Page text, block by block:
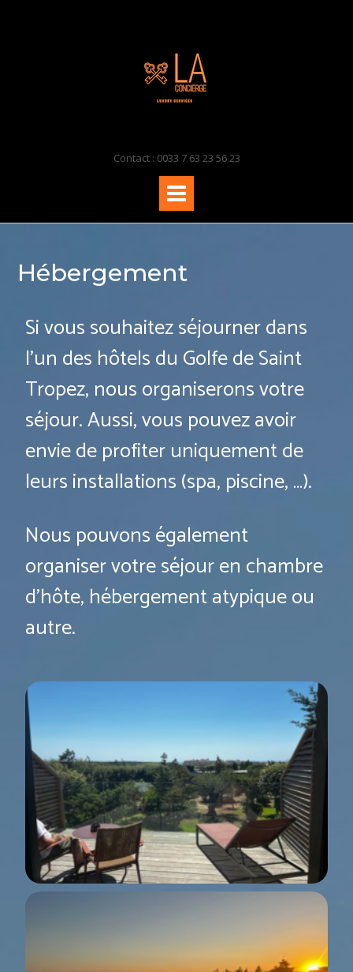
Contact : 0033 7 63 23 56 23
Hébergement
Si vous souhaitez séjourner dans
l’un des hôtels du Golfe de Saint
Tropez, nous organiserons votre
séjour. Aussi, vous pouvez avoir
envie de profiter uniquement de
leurs installations (spa, piscine, …).
Nous pouvons également
organiser votre séjour en chambre
d’hôte, hébergement atypique ou
autre.